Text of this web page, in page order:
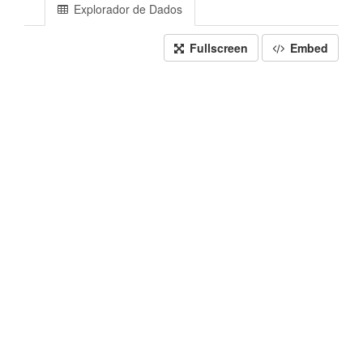
Explorador de Dados
Fullscreen Embed